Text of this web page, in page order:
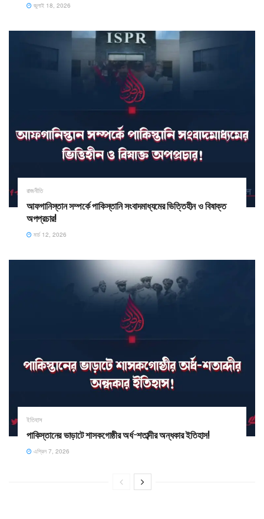
জুলাই 18, 2026
রাজনীতি
আফগানিস্তান সম্পর্কে পাকিস্তানি সংবাদমাধ্যমের ভিত্তিহীন ও বিষাক্ত
অপপ্রচার!
মার্চ 12, 2026
ইতিহাস
পাকিস্তানের ভাড়াটে শাসকগোষ্ঠীর অর্ধ-শতাব্দীর অন্ধকার ইতিহাস!
এপ্রিল 7, 2026